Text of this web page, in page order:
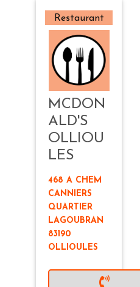
Restaurant
MCDON
ALD'S
OLLIOU
LES
468 A CHEM
CANNIERS
QUARTIER
LAGOUBRAN
83190
OLLIOULES